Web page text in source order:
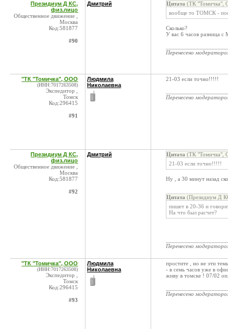
Президиум Д КС,
физ.лицо
Общественное движение ,
Москва
Код:581877
#90
Дмитрий Цитата (ТК "Томичка",
вообще то ТОМСК -
Сколько?
У вас 6 часов разница с
Перенесено
"ТК "Томичка", ООО
(ИНН:7017263508)
Экспедитор ,
Томск
Код:296415
#91
Людмила
Николаевна
21-03 если точно!!!!!
Перенесено
Президиум Д КС,
физ.лицо
Общественное движение ,
Москва
Код:581877
#92
Дмитрий Цитата (ТК "Томичка",
21-03 если точно!!!!!
Ну , а 30 минут назад
Цитата (Президиум Д
пишет в 20-36 и
На что был расчет?
Перенесено
"ТК "Томичка", ООО
(ИНН:7017263508)
Экспедитор ,
Томск
Код:296415
#93
Людмила
Николаевна
простите , но не эти
- в семь часов уже в
живу в томске ! 07/02
Перенесено